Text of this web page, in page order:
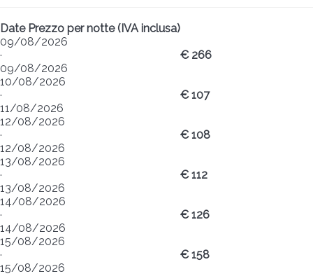
Date Prezzo per notte (IVA inclusa)
09/08/2026
·
09/08/2026
€ 266
10/08/2026
·
11/08/2026
€ 107
12/08/2026
·
12/08/2026
€ 108
13/08/2026
·
13/08/2026
€ 112
14/08/2026
·
14/08/2026
€ 126
15/08/2026
·
15/08/2026
€ 158